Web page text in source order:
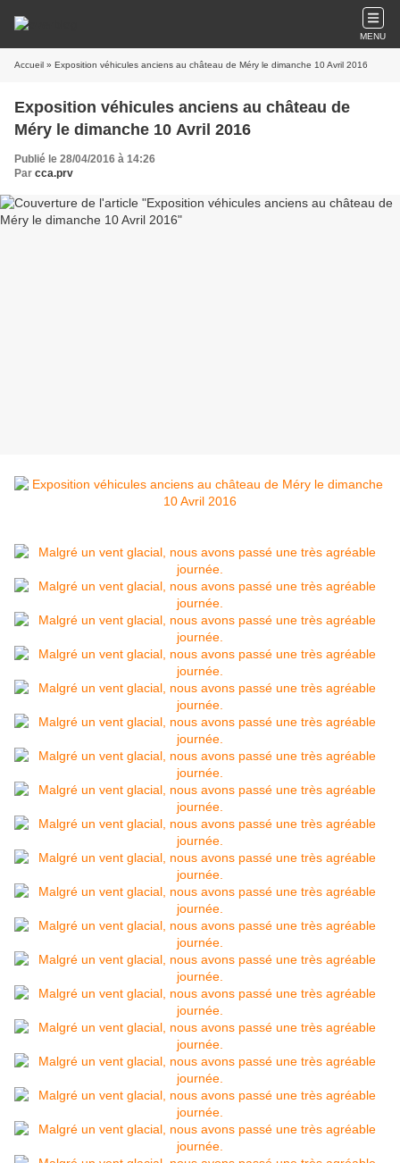
MENU
Accueil » Exposition véhicules anciens au château de Méry le dimanche 10 Avril 2016
Exposition véhicules anciens au château de
Méry le dimanche 10 Avril 2016
Publié le 28/04/2016 à 14:26
Par cca.prv